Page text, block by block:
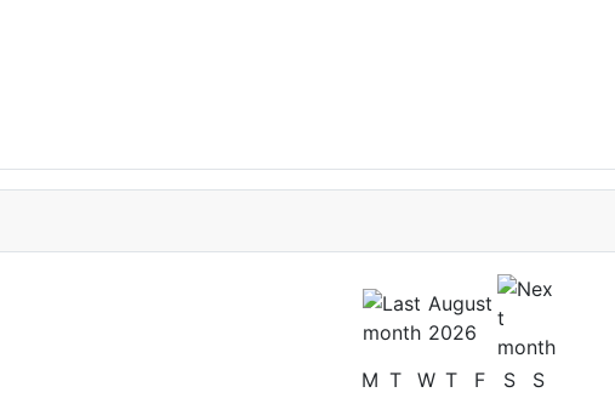
August
2026
M T W T F S
S